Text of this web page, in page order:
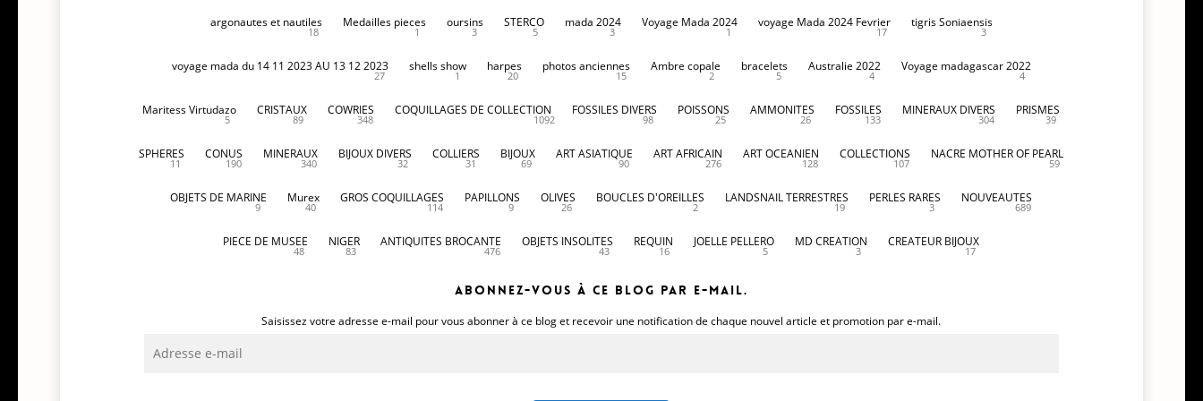
argonautes et nautiles
18
Medailles pieces
1
oursins
3
STERCO
5
mada 2024
3
Voyage Mada 2024
1
voyage Mada 2024 Fevrier
17
tigris Soniaensis
3
voyage mada du 14 11 2023 AU 13 12 2023
27
shells show
1
harpes
20
photos anciennes
15
Ambre copale
2
bracelets
5
Australie 2022
4
Voyage madagascar 2022
4
Maritess Virtudazo
5
CRISTAUX
89
COWRIES
348
COQUILLAGES DE COLLECTION
1092
FOSSILES DIVERS
98
POISSONS
25
AMMONITES
26
FOSSILES
133
MINERAUX DIVERS
304
PRISMES
39
SPHERES
11
CONUS
190
MINERAUX
340
BIJOUX DIVERS
32
COLLIERS
31
BIJOUX
69
ART ASIATIQUE
90
ART AFRICAIN
276
ART OCEANIEN
128
COLLECTIONS
107
NACRE MOTHER OF PEARL
59
OBJETS DE MARINE
9
Murex
40
GROS COQUILLAGES
114
PAPILLONS
9
OLIVES
26
BOUCLES D'OREILLES
2
LANDSNAIL TERRESTRES
19
PERLES RARES
3
NOUVEAUTES
689
PIECE DE MUSEE
48
NIGER
83
ANTIQUITES BROCANTE
476
OBJETS INSOLITES
43
REQUIN
16
JOELLE PELLERO
5
MD CREATION
3
CREATEUR BIJOUX
17
Abonnez-vous à ce blog par e-mail.
Saisissez votre adresse e-mail pour vous abonner à ce blog et recevoir une notification de chaque nouvel article et promotion par e-mail.